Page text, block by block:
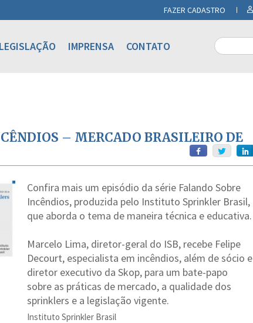
FAZER CADASTRO
LEGISLAÇÃO IMPRENSA CONTATO
– MERCADO BRASILEIRO DE
Confira mais um episódio da série Falando Sobre
Incêndios, produzida pelo Instituto Sprinkler Brasil,
que aborda o tema de maneira técnica e educativa.
Marcelo Lima, diretor-geral do ISB, recebe Felipe
Decourt, especialista em incêndios, além de sócio e
diretor executivo da Skop, para um bate-papo
sobre as práticas de mercado, a qualidade dos
sprinklers e a legislação vigente.
Instituto Sprinkler Brasil